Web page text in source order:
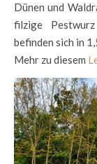
Dünen und
filzige
befinden sich in
Mehr zu diesem